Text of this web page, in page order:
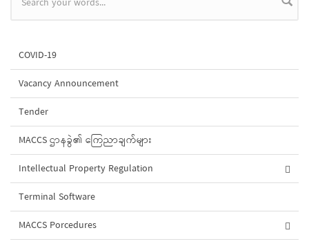
Search form
COVID-19
Vacancy Announcement
Tender
MACCS ဌာနခွဲ၏ ကြေညာချက်များ
Intellectual Property Regulation
Terminal Software
MACCS Porcedures